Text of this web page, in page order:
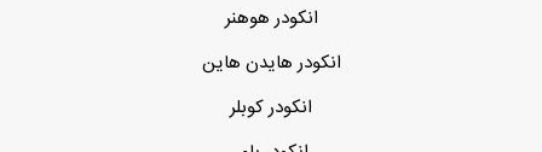
انکودر هوهنر
انکودر هایدن هاین
انکودر کوبلر